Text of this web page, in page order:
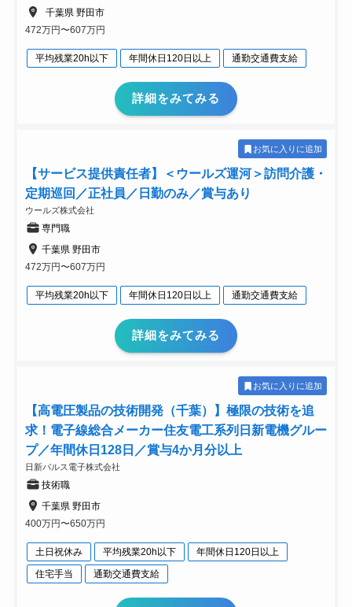
千葉県 野田市
472万円〜607万円
平均残業20h以下 年間休日120日以上 通勤交通費支給
詳細をみてみる
お気に入りに追加
【サービス提供責任者】＜ウールズ運河＞訪問介護・
定期巡回／正社員／日勤のみ／賞与あり
ウールズ株式会社
専門職
千葉県 野田市
472万円〜607万円
平均残業20h以下 年間休日120日以上 通勤交通費支給
詳細をみてみる
お気に入りに追加
【高電圧製品の技術開発（千葉）】極限の技術を追
求！電子線総合メーカー住友電工系列日新電機グルー
プ／年間休日128日／賞与4か月分以上
日新パルス電子株式会社
技術職
千葉県 野田市
400万円〜650万円
土日祝休み 平均残業20h以下
年間休日120日以上
住宅手当
通勤交通費支給